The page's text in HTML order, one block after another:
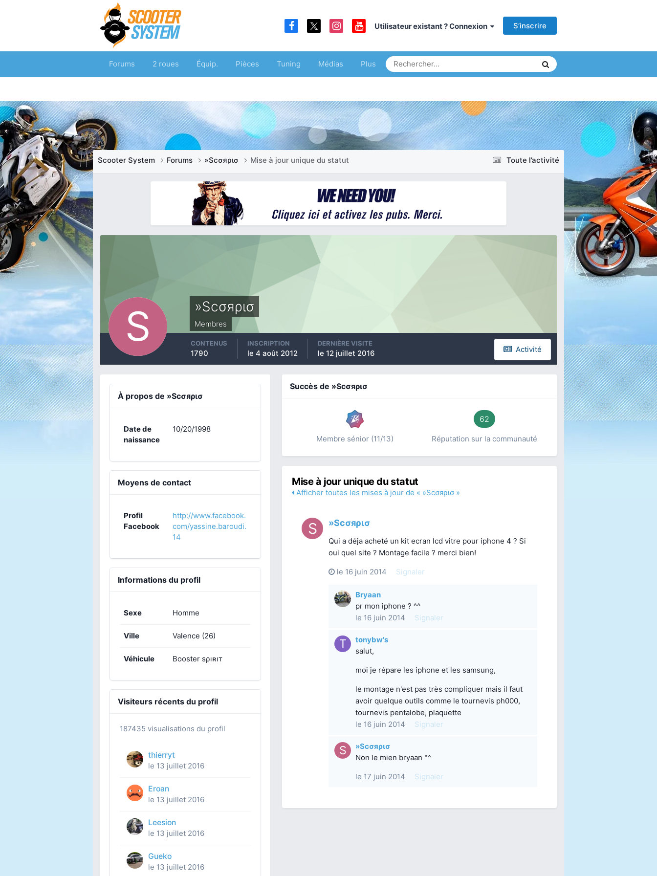
Utilisateur existant ? Connexion S’inscrire
Forums 2 roues Équip. Pièces Tuning Médias Plus
Toute l’activité
Scooter System Forums »Scσяρισ Mise à jour unique du statut
»Scσяρισ
Membres
Activité
CONTENUS
1790
INSCRIPTION
le 4 août 2012
DERNIÈRE VISITE
le 12 juillet 2016
À propos de »Scσяρισ
Date de
naissance
10/20/1998
Moyens de contact
Profil
Facebook
http://www.facebook.
com/yassine.baroudi.
14
Informations du profil
Sexe Homme
Ville Valence (26)
Véhicule Booster sρıʀıт
Visiteurs récents du profil
187435 visualisations du profil
thierryt
le 13 juillet 2016
Eroan
le 13 juillet 2016
Leesion
le 13 juillet 2016
Gueko
le 13 juillet 2016
Succès de »Scσяρισ
Membre sénior (11/13)
62
Réputation sur la communauté
Mise à jour unique du statut
Afficher toutes les mises à jour de « »Scσяρισ »
»Scσяρισ
Qui a déja acheté un kit ecran lcd vitre pour iphone 4 ? Si
oui quel site ? Montage facile ? merci bien!
le 16 juin 2014 Signaler
Bryaan
pr mon iphone ? ^^
le 16 juin 2014
Signaler
tonybw's
salut,
moi je répare les iphone et les samsung,
le montage n'est pas très compliquer mais il faut
avoir quelque outils comme le tournevis ph000,
tournevis pentalobe, plaquette
le 16 juin 2014
Signaler
»Scσяρισ
Non le mien bryaan ^^
le 17 juin 2014 Signaler